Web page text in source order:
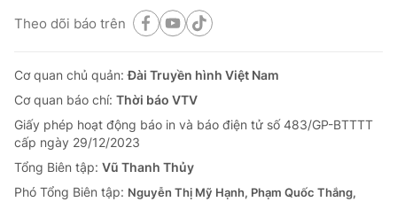
Theo dõi báo trên
Cơ quan chủ quản: Đài Truyền hình Việt Nam
Theo dõi báo trên
Cơ quan chủ quản:Đài Truyền hình Việt Nam
Cơ quan báo chí: Thời báo VTV
Giấy phép hoạt động báo in và báo điện tử số 483/GP-BTTTT
cấp ngày 29/12/2023
Tổng Biên tập: Vũ Thanh Thủy
Phó Tổng Biên tập: Nguyễn Thị Mỹ Hạnh, Phạm Quốc Thắng,